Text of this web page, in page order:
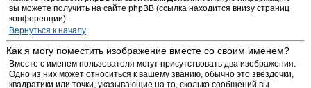
вы можете получить на сайте phpBB (ссылка находится внизу страниц
конференции).
Вернуться к началу
Как я могу поместить изображение вместе со своим именем?
Вместе с именем пользователя могут присутствовать два изображения.
Одно из них может относиться к вашему званию, обычно это звёздочки,
квадратики или точки, указывающие на то, сколько сообщений вы